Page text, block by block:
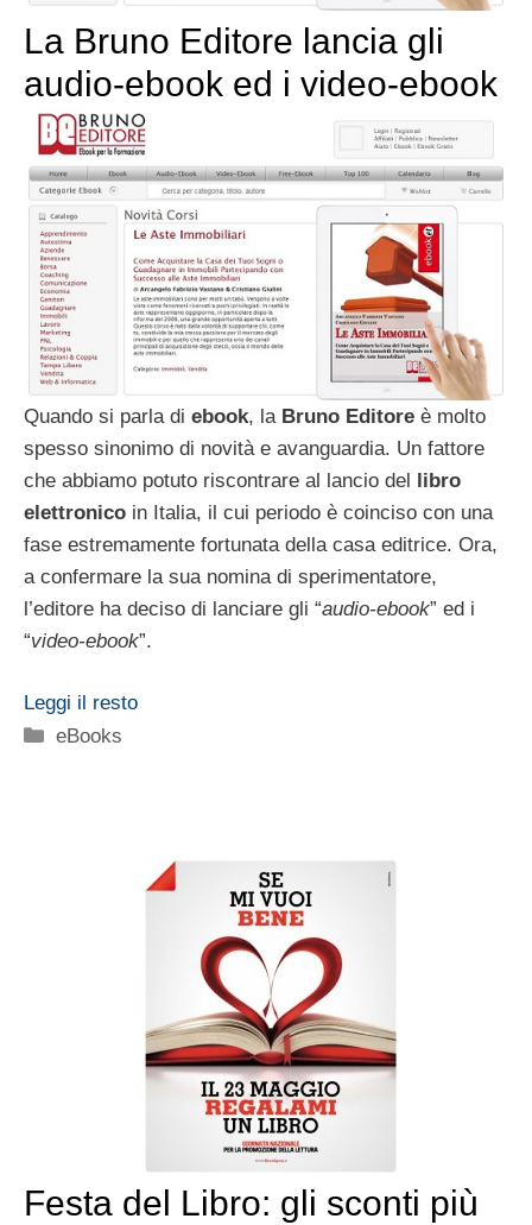
La Bruno Editore lancia gli
audio-ebook ed i video-ebook
Quando si parla di ebook, la Bruno Editore è molto
spesso sinonimo di novità e avanguardia. Un fattore
che abbiamo potuto riscontrare al lancio del libro
elettronico in Italia, il cui periodo è coinciso con una
fase estremamente fortunata della casa editrice. Ora,
a confermare la sua nomina di sperimentatore,
l’editore ha deciso di lanciare gli “audio-ebook” ed i
“video-ebook”.
Leggi il resto
Categorie
eBooks
Festa del Libro: gli sconti più